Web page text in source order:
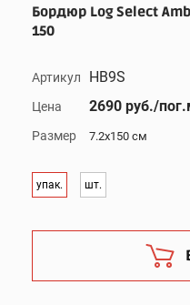
Бордюр Log Select
150
Артикул HB9S
Цена 2690 руб./
Размер 7.2x150 см
упак. шт.